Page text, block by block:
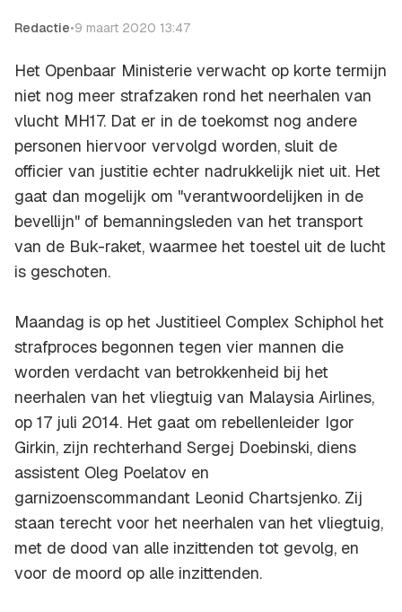
Redactie•9 maart 2020 13:47
Het Openbaar Ministerie verwacht op korte termijn
niet nog meer strafzaken rond het neerhalen van
vlucht MH17. Dat er in de toekomst nog andere
personen hiervoor vervolgd worden, sluit de
officier van justitie echter nadrukkelijk niet uit. Het
gaat dan mogelijk om "verantwoordelijken in de
bevellijn" of bemanningsleden van het transport
van de Buk-raket, waarmee het toestel uit de lucht
is geschoten.
Maandag is op het Justitieel Complex Schiphol het
strafproces begonnen tegen vier mannen die
worden verdacht van betrokkenheid bij het
neerhalen van het vliegtuig van Malaysia Airlines,
op 17 juli 2014. Het gaat om rebellenleider Igor
Girkin, zijn rechterhand Sergej Doebinski, diens
assistent Oleg Poelatov en
garnizoenscommandant Leonid Chartsjenko. Zij
staan terecht voor het neerhalen van het vliegtuig,
met de dood van alle inzittenden tot gevolg, en
voor de moord op alle inzittenden.